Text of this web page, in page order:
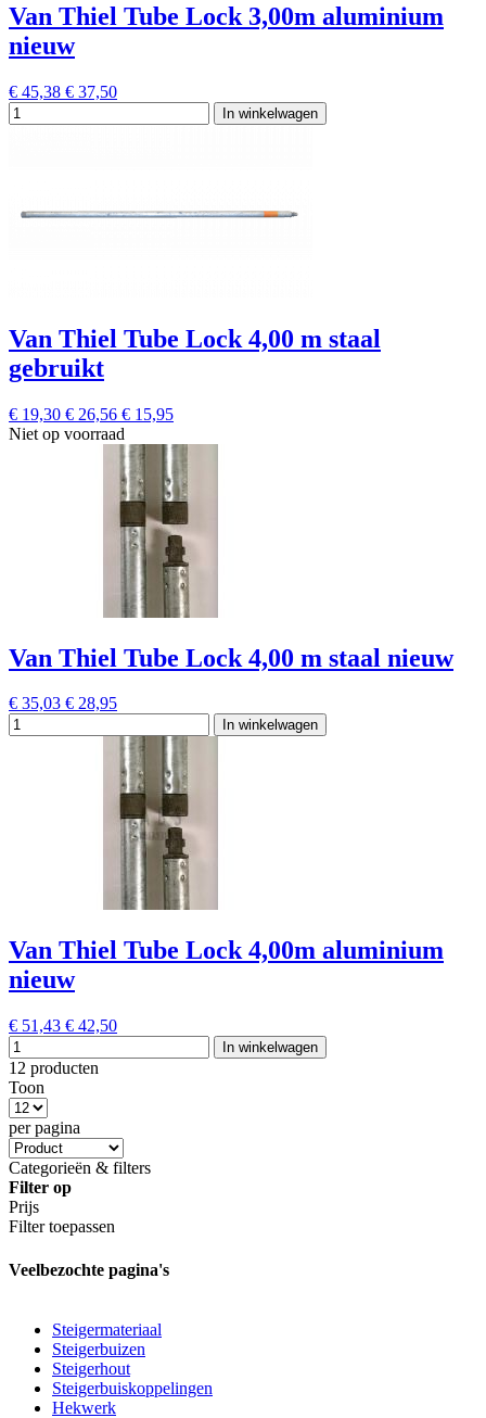
Van Thiel Tube Lock 3,00m aluminium
nieuw
€ 45,38 € 37,50
In winkelwagen
Van Thiel Tube Lock 4,00 m staal
gebruikt
€ 19,30 € 26,56 € 15,95
Niet op voorraad
Van Thiel Tube Lock 4,00 m staal nieuw
€ 35,03 € 28,95
In winkelwagen
Van Thiel Tube Lock 4,00m aluminium
nieuw
€ 51,43 € 42,50
In winkelwagen
12 producten
Toon
per pagina
Categorieën & filters
Filter op
Prijs
Filter toepassen
Veelbezochte pagina's
Steigermateriaal
Steigerbuizen
Steigerhout
Steigerbuiskoppelingen
Hekwerk